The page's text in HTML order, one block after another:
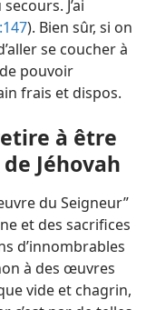
J’ai
). Bien sûr, si on
se coucher à
pouvoir
frais et dispos.
à être
Jéhovah
du Seigneur”
et des sacrifices
d’innombrables
à des œuvres
vide et chagrin,